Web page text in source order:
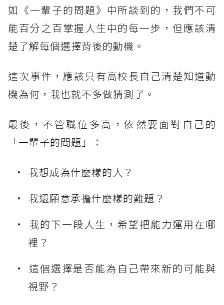
如《一輩子的問題》中所談到的，我們不可
能百分之百掌握人生中的每一步，但應該清
楚了解每個選擇背後的動機。
這次事件，應該只有高校長自己清楚知道動
機為何，我也就不多做猜測了。
最後，不管職位多高，依然要面對自己的
「一輩子的問題」：
我想成為什麼樣的人？
我還願意承擔什麼樣的難題？
我的下一段人生，希望把能力運用在哪
裡？
這個選擇是否能為自己帶來新的可能與
視野？